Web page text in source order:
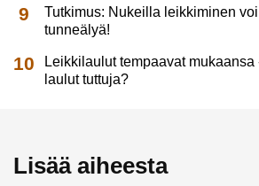
Tutkimus: Nukeilla leikkiminen
tunneälyä!
Leikkilaulut tempaavat mukaansa
laulut tuttuja?
Lisää aiheesta